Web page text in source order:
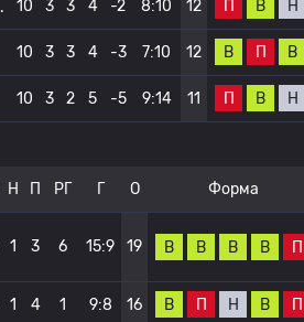
10 3 3 4 -2 8:10 12 П В Н
10 3 3 4 -3 7:10 12 В П В
10 3 2 5 -5 9:14 11 П В Н
Н П РГ Г О Форма
1 3 6 15:9 19 В В В В П
1 4 1 9:8 16 В П Н В П